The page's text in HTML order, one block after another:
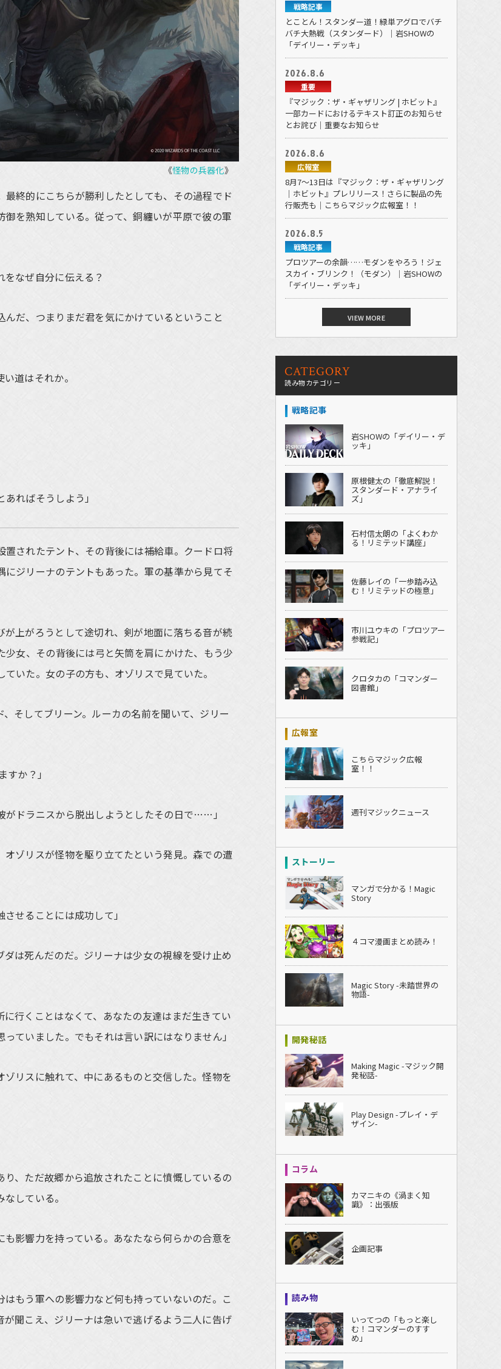
《怪物の兵器化》
終的にこちらが勝利したとしても、その過程でド
を熟知している。従って、銅纏いが平原で彼の軍
なぜ自分に伝える？
だ、つまりまだ君を気にかけているということ
道はそれか。
ればそうしよう」
されたテント、その背後には補給車。クードロ将
ジリーナのテントもあった。軍の基準から見てそ
上がろうとして途切れ、剣が地面に落ちる音が続
少女、その背後には弓と矢筒を肩にかけた、もう少
いた。女の子の方も、オゾリスで見ていた。
そしてブリーン。ルーカの名前を聞いて、ジリー
すか？」
がドラニスから脱出しようとしたその日で……」
ゾリスが怪物を駆り立てたという発見。森での遭
せることには成功して」
は死んだのだ。ジリーナは少女の視線を受け止め
行くことはなくて、あなたの友達はまだ生きてい
ていました。でもそれは言い訳にはなりません」
リスに触れて、中にあるものと交信した。怪物を
、ただ故郷から追放されたことに憤慨しているの
している。
影響力を持っている。あなたなら何らかの合意を
もう軍への影響力など何も持っていないのだ。こ
聞こえ、ジリーナは急いで逃げるよう二人に告げ
戦略記事
とことん！スタンダー道！緑単アグロでバチ
バチ大熱戦（スタンダード）｜岩SHOWの
「デイリー・デッキ」
2026.8.6
重要
『マジック：ザ・ギャザリング | ホビット』
一部カードにおけるテキスト訂正のお知らせ
とお詫び｜重要なお知らせ
2026.8.6
広報室
8月7～13日は『マジック：ザ・ギャザリング
｜ホビット』プレリリース！さらに製品の先
行販売も｜こちらマジック広報室！！
2026.8.5
戦略記事
プロツアーの余韻……モダンをやろう！ジェ
スカイ・ブリンク！（モダン）｜岩SHOWの
「デイリー・デッキ」
VIEW MORE
CATEGORY
読み物カテゴリー
戦略記事
岩SHOWの「デイリー・デ
ッキ」
原根健太の「徹底解説！
スタンダード・アナライ
ズ」
石村信太朗の「よくわか
る！リミテッド講座」
佐藤レイの「一歩踏み込
む！リミテッドの極意」
市川ユウキの「プロツアー
参戦記」
クロタカの「コマンダー
図書館」
広報室
こちらマジック広報
室！！
週刊マジックニュース
ストーリー
マンガで分かる！Magic
Story
４コマ漫画まとめ読み！
Magic Story -未踏世界の
物語-
開発秘話
Making Magic -マジック開
発秘話-
Play Design -プレイ・デ
ザイン-
コラム
カマニキの《渦まく知
識》：出張版
企画記事
読み物
いってつの「もっと楽し
む！コマンダーのすす
め」